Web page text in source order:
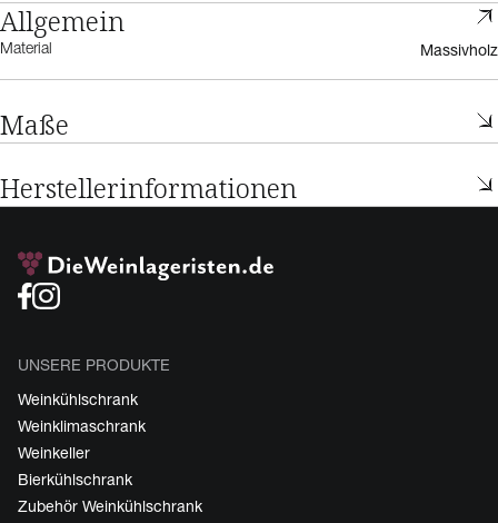
Allgemein
Material Massivholz
Maße
Herstellerinformationen
UNSERE PRODUKTE
Weinkühlschrank
Weinklimaschrank
Weinkeller
Bierkühlschrank
Zubehör Weinkühlschrank